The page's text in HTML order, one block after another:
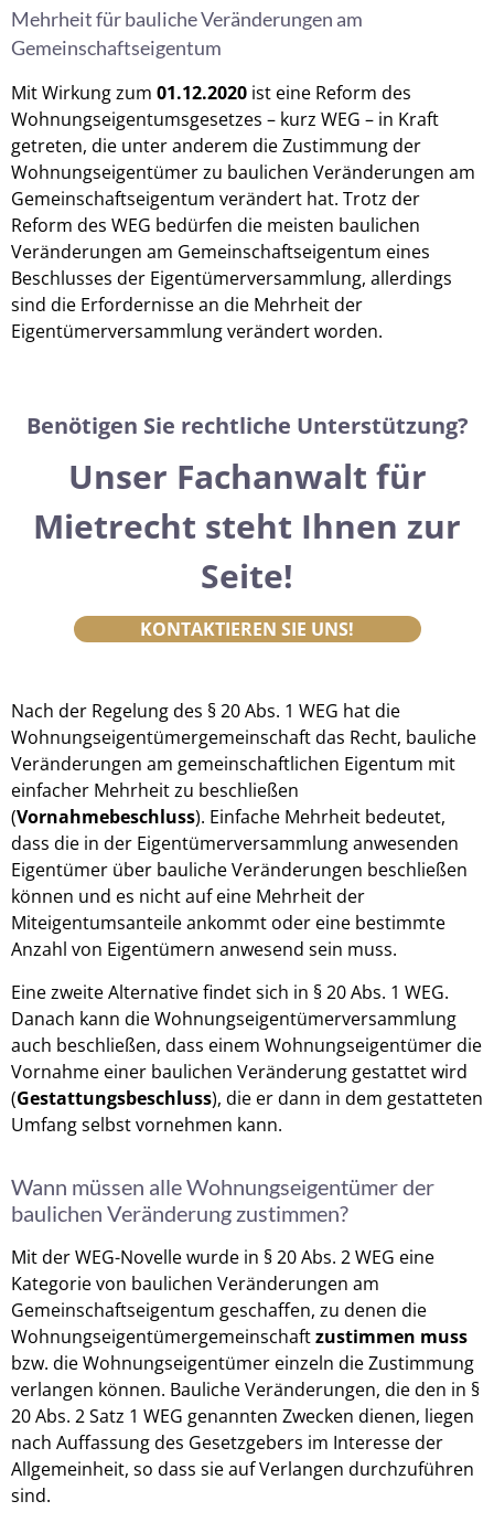
Mehrheit für bauliche Veränderungen am
Gemeinschaftseigentum
Mit Wirkung zum 01.12.2020 ist eine Reform des
Wohnungseigentumsgesetzes – kurz WEG – in Kraft
getreten, die unter anderem die Zustimmung der
Wohnungseigentümer zu baulichen Veränderungen am
Gemeinschaftseigentum verändert hat. Trotz der
Reform des WEG bedürfen die meisten baulichen
Veränderungen am Gemeinschaftseigentum eines
Beschlusses der Eigentümerversammlung, allerdings
sind die Erfordernisse an die Mehrheit der
Eigentümerversammlung verändert worden.
Benötigen Sie rechtliche Unterstützung?
Unser Fachanwalt für
Mietrecht steht Ihnen zur
Seite!
KONTAKTIEREN SIE UNS!
Nach der Regelung des § 20 Abs. 1 WEG hat die
Wohnungseigentümergemeinschaft das Recht, bauliche
Veränderungen am gemeinschaftlichen Eigentum mit
einfacher Mehrheit zu beschließen
(Vornahmebeschluss). Einfache Mehrheit bedeutet,
dass die in der Eigentümerversammlung anwesenden
Eigentümer über bauliche Veränderungen beschließen
können und es nicht auf eine Mehrheit der
Miteigentumsanteile ankommt oder eine bestimmte
Anzahl von Eigentümern anwesend sein muss.
Eine zweite Alternative findet sich in § 20 Abs. 1 WEG.
Danach kann die Wohnungseigentümerversammlung
auch beschließen, dass einem Wohnungseigentümer die
Vornahme einer baulichen Veränderung gestattet wird
(Gestattungsbeschluss), die er dann in dem gestatteten
Umfang selbst vornehmen kann.
Wann müssen alle Wohnungseigentümer der
baulichen Veränderung zustimmen?
Mit der WEG-Novelle wurde in § 20 Abs. 2 WEG eine
Kategorie von baulichen Veränderungen am
Gemeinschaftseigentum geschaffen, zu denen die
Wohnungseigentümergemeinschaftzustimmen muss
bzw. die Wohnungseigentümer einzeln die Zustimmung
verlangen können. Bauliche Veränderungen, die den in §
20 Abs. 2 Satz 1 WEG genannten Zwecken dienen, liegen
nach Auffassung des Gesetzgebers im Interesse der
Allgemeinheit, so dass sie auf Verlangen durchzuführen
sind.